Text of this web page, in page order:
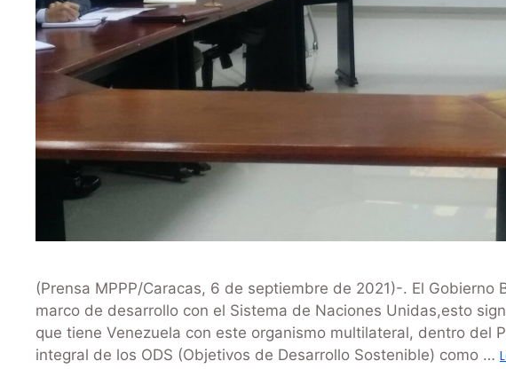
(Prensa MPPP/Caracas, 6 de septiembre de 2021)-. El Gobierno
marco de desarrollo con el Sistema de Naciones Unidas,esto
que tiene Venezuela con este organismo multilateral, dentro del
integral de los ODS (Objetivos de Desarrollo Sostenible) como …